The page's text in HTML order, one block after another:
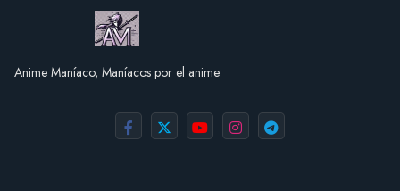
Anime Maníaco, Maníacos por el anime